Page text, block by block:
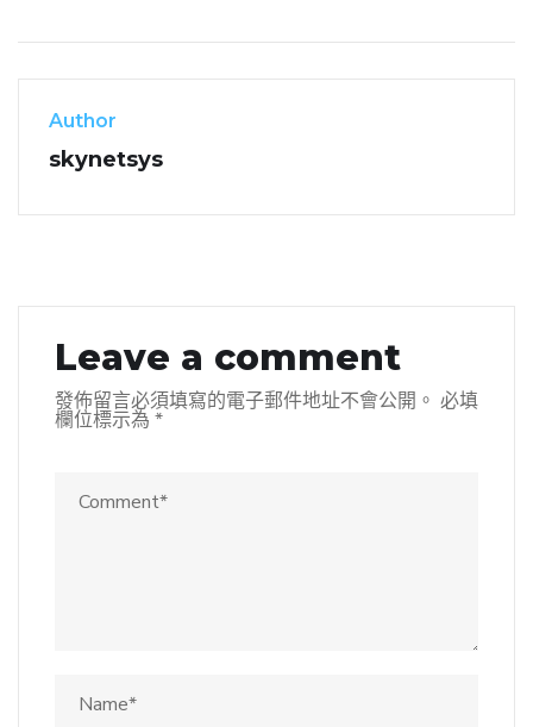
Author
skynetsys
Leave a comment
發佈留言必須填寫的電子郵件地址不會公開。 必填
欄位標示為 *